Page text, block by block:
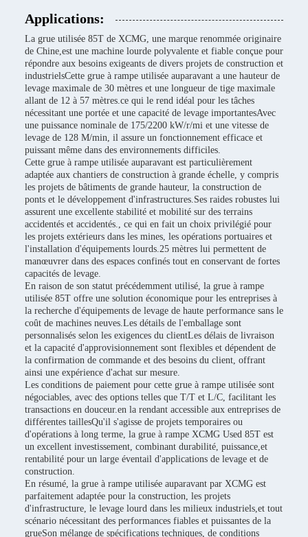
Applications:
La grue utilisée 85T de XCMG, une marque renommée originaire
de Chine,est une machine lourde polyvalente et fiable conçue pour
répondre aux besoins exigeants de divers projets de construction et
industrielsCette grue à rampe utilisée auparavant a une hauteur de
levage maximale de 30 mètres et une longueur de tige maximale
allant de 12 à 57 mètres.ce qui le rend idéal pour les tâches
nécessitant une portée et une capacité de levage importantesAvec
une puissance nominale de 175/2200 kW/r/mi et une vitesse de
levage de 128 M/min, il assure un fonctionnement efficace et
puissant même dans des environnements difficiles.
Cette grue à rampe utilisée auparavant est particulièrement
adaptée aux chantiers de construction à grande échelle, y compris
les projets de bâtiments de grande hauteur, la construction de
ponts et le développement d'infrastructures.Ses raides robustes lui
assurent une excellente stabilité et mobilité sur des terrains
accidentés et accidentés., ce qui en fait un choix privilégié pour
les projets extérieurs dans les mines, les opérations portuaires et
l'installation d'équipements lourds.25 mètres lui permettent de
manœuvrer dans des espaces confinés tout en conservant de fortes
capacités de levage.
En raison de son statut précédemment utilisé, la grue à rampe
utilisée 85T offre une solution économique pour les entreprises à
la recherche d'équipements de levage de haute performance sans le
coût de machines neuves.Les détails de l'emballage sont
personnalisés selon les exigences du clientLes délais de livraison
et la capacité d'approvisionnement sont flexibles et dépendent de
la confirmation de commande et des besoins du client, offrant
ainsi une expérience d'achat sur mesure.
Les conditions de paiement pour cette grue à rampe utilisée sont
négociables, avec des options telles que T/T et L/C, facilitant les
transactions en douceur.en la rendant accessible aux entreprises de
différentes taillesQu'il s'agisse de projets temporaires ou
d'opérations à long terme, la grue à rampe XCMG Used 85T est
un excellent investissement, combinant durabilité, puissance,et
rentabilité pour un large éventail d'applications de levage et de
construction.
En résumé, la grue à rampe utilisée auparavant par XCMG est
parfaitement adaptée pour la construction, les projets
d'infrastructure, le levage lourd dans les milieux industriels,et tout
scénario nécessitant des performances fiables et puissantes de la
grueSon mélange de spécifications techniques, de conditions